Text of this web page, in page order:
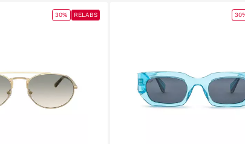
30% RELABS